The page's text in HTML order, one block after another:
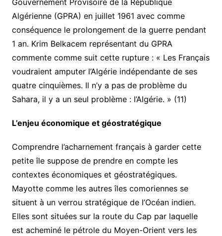
Gouvernement Provisoire de la République
Algérienne (GPRA) en juillet 1961 avec comme
conséquence le prolongement de la guerre pendant
1 an. Krim Belkacem représentant du GPRA
commente comme suit cette rupture : « Les Français
voudraient amputer l’Algérie indépendante de ses
quatre cinquièmes. Il n’y a pas de problème du
Sahara, il y a un seul problème : l’Algérie. » (11)
L’enjeu économique et géostratégique
Comprendre l’acharnement français à garder cette
petite île suppose de prendre en compte les
contextes économiques et géostratégiques.
Mayotte comme les autres îles comoriennes se
situent à un verrou stratégique de l’Océan indien.
Elles sont situées sur la route du Cap par laquelle
est acheminé le pétrole du Moyen-Orient vers les